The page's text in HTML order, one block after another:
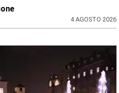
4 AGOSTO 2026